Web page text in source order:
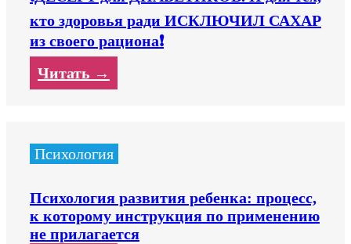
кто здоровья ради ИСКЛЮЧИЛ САХАР
из своего рациона❗️
Читать →
Психология
Психология развития ребенка: процесс,
к которому инструкция по применению
не прилагается